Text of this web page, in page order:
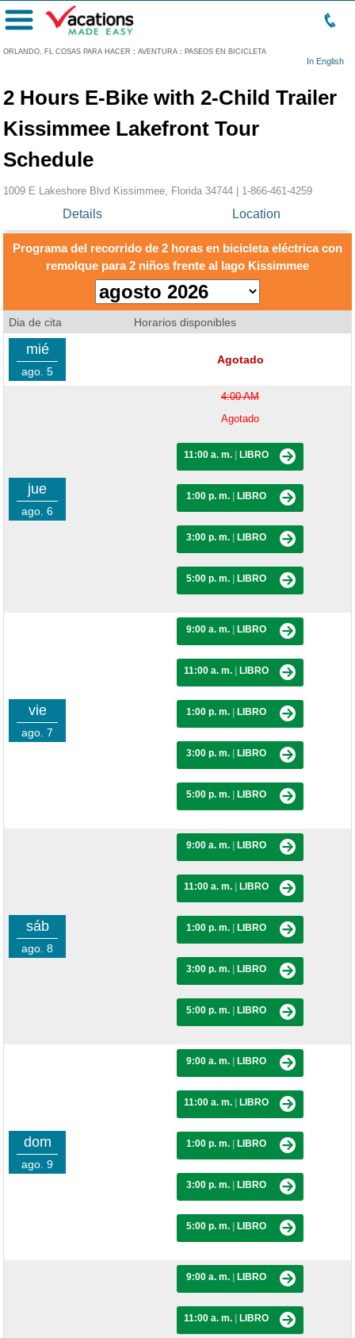
ORLANDO, FL COSAS PARA HACER : AVENTURA : PASEOS EN BICICLETA
In English
Menú
2 Hours E-Bike with 2-Child Trailer
Kissimmee Lakefront Tour
Schedule
1009 E Lakeshore Blvd Kissimmee, Florida 34744 | 1-866-461-4259
Details Location
Programa del recorrido de 2 horas en bicicleta eléctrica con
remolque para 2 niños frente al lago Kissimmee
Dia de cita Horarios disponibles
mié
ago. 5
Agotado
jue
ago. 6
4:00 AM
Agotado
11:00 a. m. LIBRO
1:00 p. m. LIBRO
3:00 p. m. LIBRO
5:00 p. m. LIBRO
vie
ago. 7
9:00 a. m. LIBRO
11:00 a. m. LIBRO
1:00 p. m. LIBRO
3:00 p. m. LIBRO
5:00 p. m. LIBRO
sáb
ago. 8
9:00 a. m. LIBRO
11:00 a. m. LIBRO
1:00 p. m. LIBRO
3:00 p. m. LIBRO
5:00 p. m. LIBRO
dom
ago. 9
9:00 a. m. LIBRO
11:00 a. m. LIBRO
1:00 p. m. LIBRO
3:00 p. m. LIBRO
5:00 p. m. LIBRO
9:00 a. m. LIBRO
11:00 a. m. LIBRO